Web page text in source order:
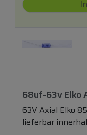
68uf-63v Elko
63V Axial Elko
lieferbar